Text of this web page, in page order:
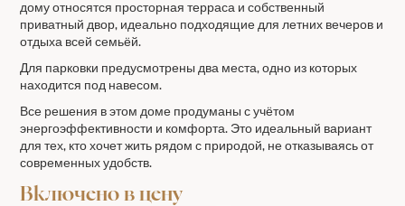
Включено в цену
дому относятся просторная терраса и собственный
приватный двор, идеально подходящие для летних вечеров и
отдыха всей семьёй.
Для парковки предусмотрены два места, одно из которых
находится под навесом.
Все решения в этом доме продуманы с учётом
энергоэффективности и комфорта. Это идеальный вариант
для тех, кто хочет жить рядом с природой, не отказываясь от
современных удобств.